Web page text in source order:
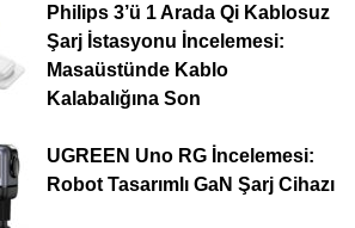
Philips 3’ü 1 Arada Qi Kablosuz
Şarj İstasyonu İncelemesi:
Masaüstünde Kablo
Kalabalığına Son
UGREEN Uno RG İncelemesi:
Robot Tasarımlı GaN Şarj Cihazı